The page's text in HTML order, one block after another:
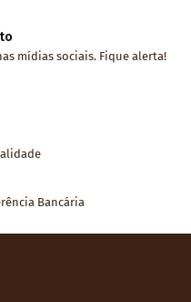
mídias sociais. Fique alerta!
Bancária